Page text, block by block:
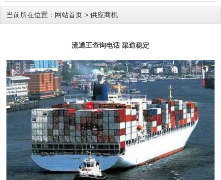
当前所在位置： 网站首页 > 供应商机
流通王查询电话 渠道稳定